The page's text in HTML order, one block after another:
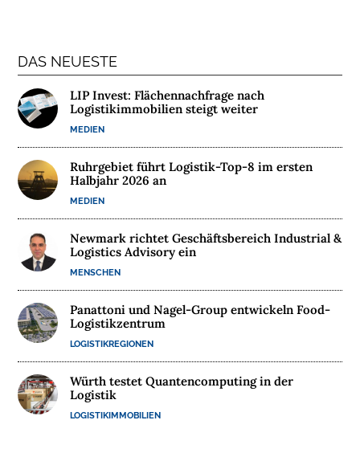
R
N
E
H
M
E
N
B
I
R
E
M
E
D
DAS NEUESTE
LIP Invest: Flächennachfrage nach
Logistikimmobilien steigt weiter
MEDIEN
Ruhrgebiet führt Logistik-Top-8 im ersten
Halbjahr 2026 an
MEDIEN
Newmark richtet Geschäftsbereich Industrial &
Logistics Advisory ein
MENSCHEN
Panattoni und Nagel-Group entwickeln Food-
Logistikzentrum
LOGISTIKREGIONEN
Würth testet Quantencomputing in der
Logistik
LOGISTIKIMMOBILIEN